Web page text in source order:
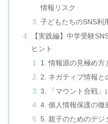
情報リスク
子どもたちのSNS利
【実践編】中学受験
ヒント
1. 情報源の見極め方
2. ネガティブ情報と
3. 「マウント合戦」
4. 個人情報保護の徹
5. 親子のためのデジ